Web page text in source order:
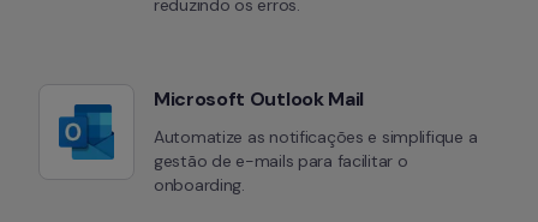
reduzindo os erros.
Microsoft Outlook Mail
Automatize as notificações e simplifique a
gestão de e-mails para facilitar o
onboarding.